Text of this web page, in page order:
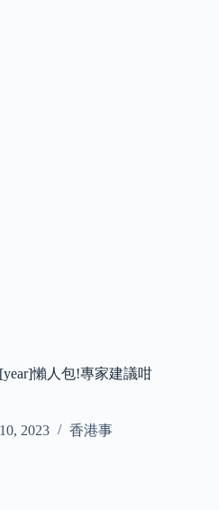
懶人包!專家建議咁
2023 香港事